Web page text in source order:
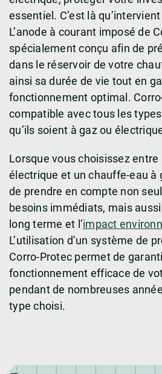
essentiel. C’est là qu’intervient
L’anode à courant imposé de
spécialement conçu afin de
dans le réservoir de votre
ainsi sa durée de vie tout en
fonctionnement optimal.
compatible avec tous les
qu’ils soient à gaz ou
Lorsque vous choisissez
électrique et un chauffe-eau à
de prendre en compte non
besoins immédiats, mais
long terme et l’impact
L’utilisation d’un système de
Corro-Protec permet de
fonctionnement efficace de
pendant de nombreuses
type choisi.